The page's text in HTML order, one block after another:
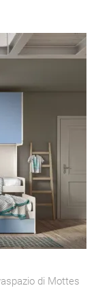
di Mottes